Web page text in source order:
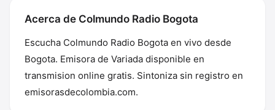
Acerca de Colmundo Radio Bogota
Escucha Colmundo Radio Bogota en vivo desde
Bogota. Emisora de Variada disponible en
transmision online gratis. Sintoniza sin registro en
emisorasdecolombia.com.